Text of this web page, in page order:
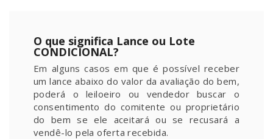
O que significa Lance ou Lote
CONDICIONAL?
Em alguns casos em que é possível receber
um lance abaixo do valor da avaliação do bem,
poderá o leiloeiro ou vendedor buscar o
consentimento do comitente ou proprietário
do bem se ele aceitará ou se recusará a
vendê-lo pela oferta recebida.